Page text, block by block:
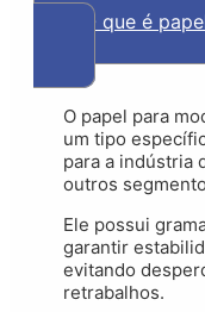
1. O que é
O papel para
um tipo
para a indústria
outros
Ele possui
garantir
evitando
retrabalhos.